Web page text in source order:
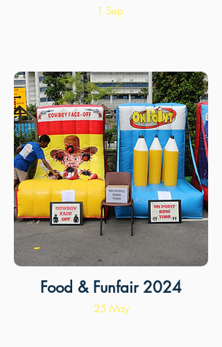
1 Sep
Food & Funfair 2024
25 May